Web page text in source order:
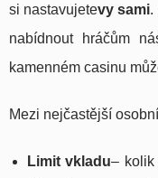
si nastavujetevy sami.
nabídnout hráčům
kamenném casinu
Mezi nejčastější
Limit vkladu– kolik